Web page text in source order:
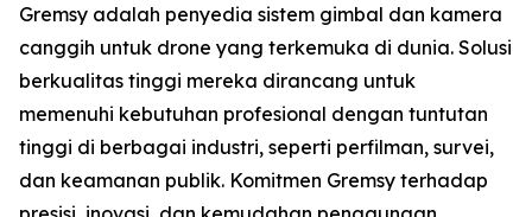
Gremsy adalah penyedia sistem gimbal dan kamera
canggih untuk drone yang terkemuka di dunia. Solusi
berkualitas tinggi mereka dirancang untuk
memenuhi kebutuhan profesional dengan tuntutan
tinggi di berbagai industri, seperti perfilman, survei,
dan keamanan publik. Komitmen Gremsy terhadap